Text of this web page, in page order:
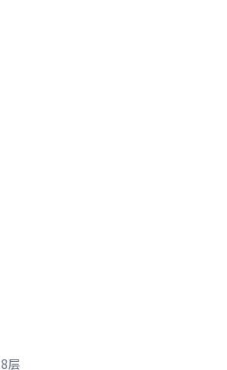
层